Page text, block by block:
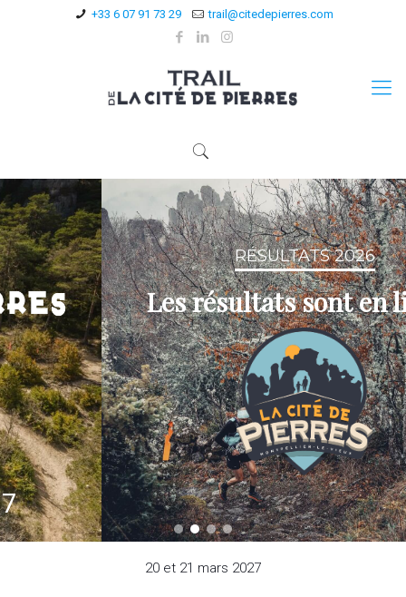
+33 6 07 91 73 29 trail@citedepierres.com
RÉSULTATS 2026
Les résultats sont en ligne !
20 et 21 mars 2027